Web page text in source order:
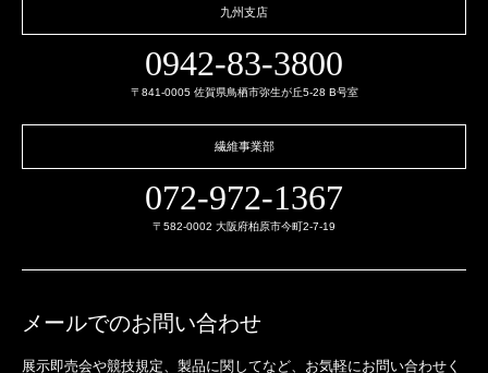
九州支店
0942-83-3800
〒841-0005 佐賀県鳥栖市弥生が丘5-28 B号室
繊維事業部
072-972-1367
〒582-0002 大阪府柏原市今町2-7-19
メールでのお問い合わせ
展示即売会や競技規定、製品に関してなど、 お気軽にお問い合わせく